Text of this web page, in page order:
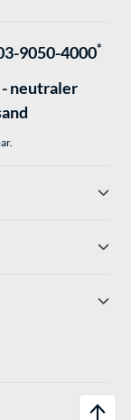
9050-4000*
- neutraler